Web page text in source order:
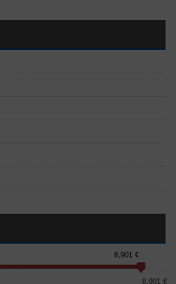
8,901 €
8,901 €